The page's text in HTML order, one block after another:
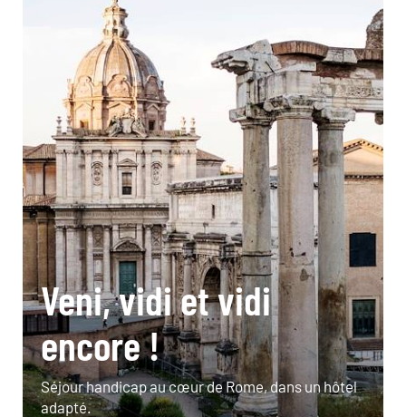
Veni, vidi et vidi
encore !
Séjour handicap au cœur de Rome, dans un hôtel
adapté.